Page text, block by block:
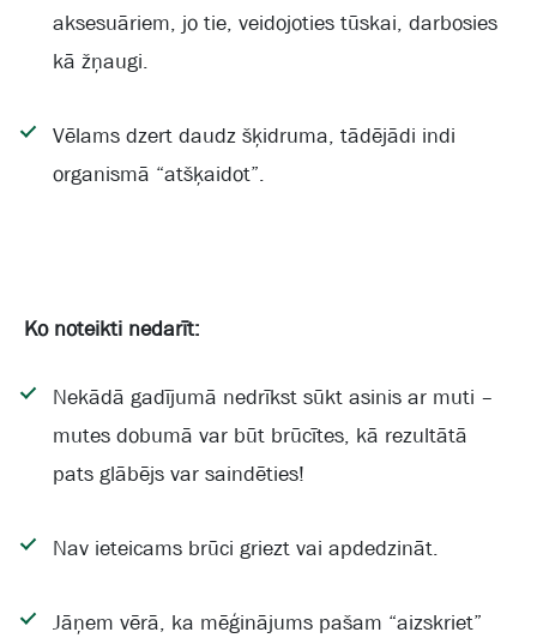
aksesuāriem, jo tie, veidojoties tūskai, darbosies
kā žņaugi.
Vēlams dzert daudz šķidruma, tādējādi indi
organismā “atšķaidot”.
Ko noteikti nedarīt:
Nekādā gadījumā nedrīkst sūkt asinis ar muti –
mutes dobumā var būt brūcītes, kā rezultātā
pats glābējs var saindēties!
Nav ieteicams brūci griezt vai apdedzināt.
Jāņem vērā, ka mēģinājums pašam “aizskriet”